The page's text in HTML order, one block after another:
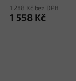
1 288 Kč bez DPH
1 558 Kč